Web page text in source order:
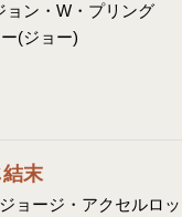
ョン・W・プリング
(ジョー)
結末
ョージ・アクセルロッ